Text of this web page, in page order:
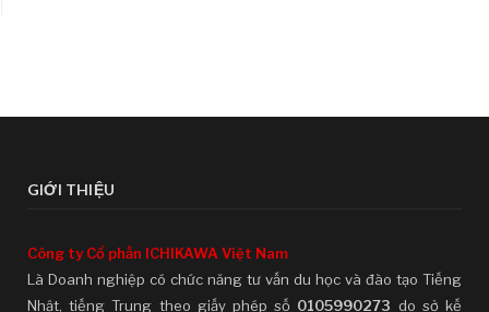
GIỚI THIỆU
Công ty Cổ phần ICHIKAWA Việt Nam
Là Doanh nghiệp có chức năng tư vấn du học và đào tạo Tiếng
Nhật, tiếng Trung theo giấy phép số 0105990273 do sở kế